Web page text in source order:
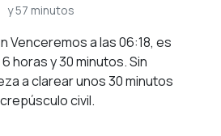
y 57 minutos
Venceremos a las 06:18, es
horas y 30 minutos. Sin
a clarear unos 30 minutos
civil.